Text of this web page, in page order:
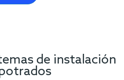
de instalación